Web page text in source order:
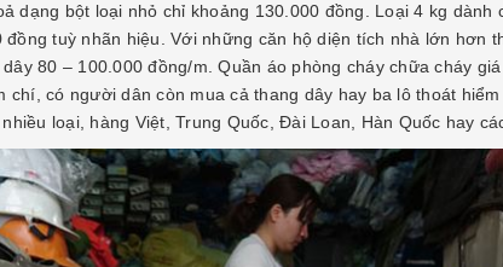
dạng bột loại nhỏ chỉ khoảng 130.000 đồng. Loại 4 kg dành
đồng tuỳ nhãn hiệu. Với những căn hộ diện tích nhà lớn hơn
80 – 100.000 đồng/m. Quần áo phòng cháy chữa cháy
chí, có người dân còn mua cả thang dây hay ba lô thoát
loại, hàng Việt, Trung Quốc, Đài Loan, Hàn Quốc hay